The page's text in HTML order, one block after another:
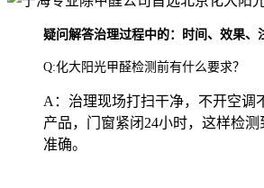
疑问解答治理过程中的：时间、效果、
Q:化大阳光甲醛检测前有什么要求？
A：治理现场打扫干净，不开空调
产品，门窗紧闭24小时，这样检
准确。